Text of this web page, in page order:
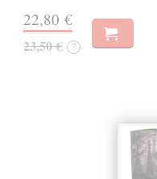
22,80 €
23,50 € ?